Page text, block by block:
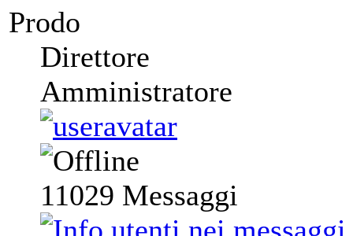
Prodo
Direttore
Amministratore
11029 Messaggi